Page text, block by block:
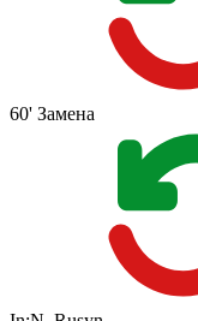
60' Замена